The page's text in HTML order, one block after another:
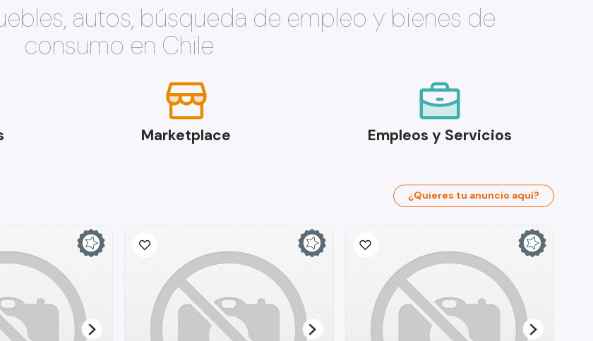
autos, búsqueda de empleo y bienes de
consumo en Chile
Marketplace Empleos y Servicios
¿Quieres tu anuncio aquí?